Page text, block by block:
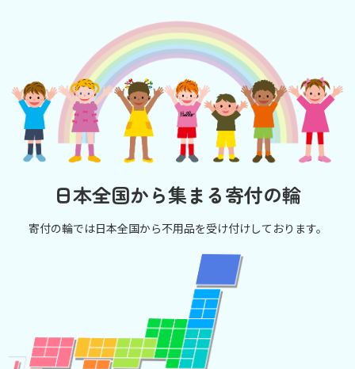
日本全国から集まる寄付の輪
寄付の輪では日本全国から不用品を受け付けしております。